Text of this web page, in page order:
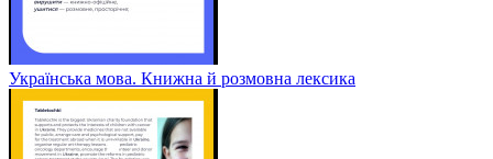
Українська мова. Книжна й розмовна лексика